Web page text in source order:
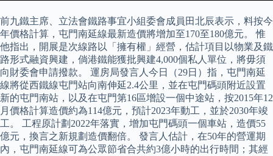
前九鐵主席、立法會鐵路事宜小組委會成員田北辰表示，料按今
年價格計算，屯門南延線最新造價將增加至170至180億元。 惟
他指出，開展是次線路以「擁有權」經營，估計項目以物業及鐵
路形式融資興建，倘港鐵能獲批興建4,000個私人單位，將毋須
向財委會申請撥款。 運房局發言人今日（29日）指，屯門南延
線將從西鐵線屯門站向南伸延2.4公里，並在屯門碼頭附近設置
新的屯門南站，以及在屯門第16區增設一個中途站，按2015年12
月價格計算造價約為114億元，預計2023年動工，並於2030年竣
工。 工程原計劃2022年落實，增加屯門碼頭一個車站，造價55
億元，換言之新規劃造價翻倍。 發言人估計，在50年的營運期
內，屯門南延線可為公眾節省合共約3億小時的出行時間；其經